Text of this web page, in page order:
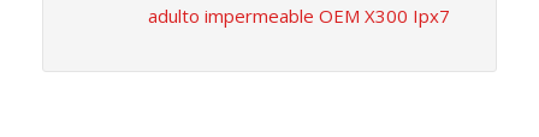
adulto impermeable OEM X300 Ipx7